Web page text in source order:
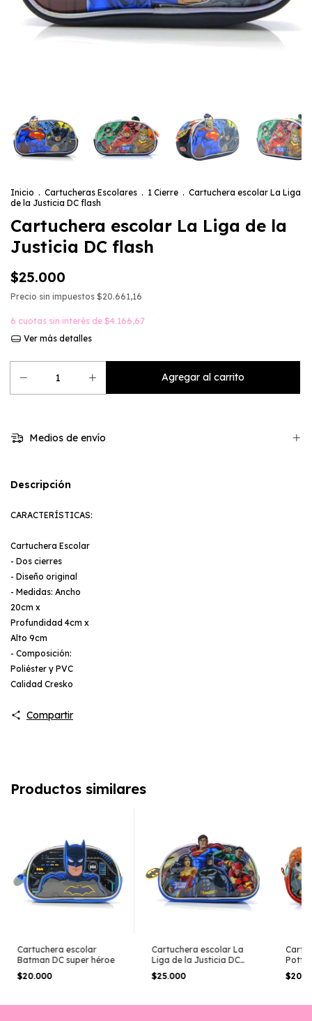
Inicio . Cartucheras Escolares . 1 Cierre . Cartuchera escolar La Liga
de la Justicia DC flash
Cartuchera escolar La Liga de la
Justicia DC flash
$25.000
Precio sin impuestos $20.661,16
6 cuotas sin interés de $4.166,67
Ver más detalles
Medios de envío
Descripción
CARACTERÍSTICAS:
Cartuchera Escolar
- Dos cierres
- Diseño original
- Medidas: Ancho
20cm x
Profundidad 4cm x
Alto 9cm
- Composición:
Poliéster y PVC
Calidad Cresko
Compartir
Productos similares
Cartuchera escolar
Batman DC super héroe
$20.000
Cartuchera escolar La
Liga de la Justicia DC
super héroes
$25.000